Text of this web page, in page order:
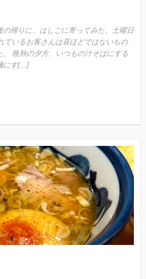
帰りに、はしごに寄ってみた。土曜日
ているお客さんは昼ほどではないもの
晩秋の夕方、いつもの汁そばにする
にす[…]